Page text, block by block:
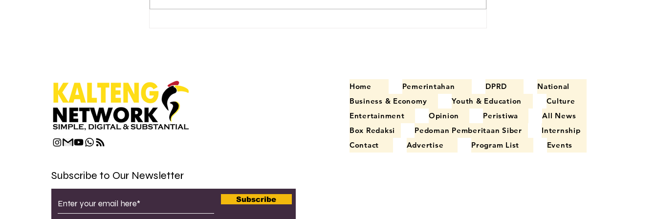
Subscribe to Our Newsletter
Subscribe
Home Pemerintahan DPRD
National
Business & Economy
Youth & Education
Culture
Entertainment
Opinion Peristiwa
All News
Box Redaksi
Pedoman Pemberitaan Siber
Internship
Contact
Advertise Program List Events